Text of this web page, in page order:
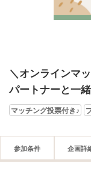
＼オンラインマ
パートナーと一
マッチング投票付き♪
参加条件 企画詳